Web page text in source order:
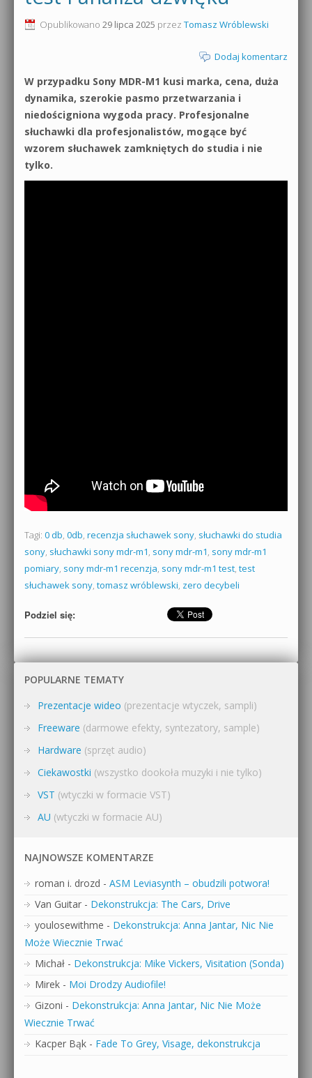
Produkcja muzyczna od podstaw
Sound Forge od podstaw
Dubstep z syntezatorem Massive
Kontakt 5 Kompendium
0dB.pl - informacje
Materiały dla mediów
Archiwum aktualności
Polityka prywatności
Regulamin
Opublikowano 29 lipca 2025 przez Tomasz Wróblewski
Dodaj komentarz
W przypadku Sony MDR-M1 kusi marka, cena, duża
dynamika, szerokie pasmo przetwarzania i
niedościgniona wygoda pracy. Profesjonalne
słuchawki dla profesjonalistów, mogące być
wzorem słuchawek zamkniętych do studia i nie
tylko.
Tagi: 0 db, 0db, recenzja słuchawek sony, słuchawki do studia
sony, słuchawki sony mdr-m1, sony mdr-m1, sony mdr-m1
pomiary, sony mdr-m1 recenzja, sony mdr-m1 test, test
słuchawek sony, tomasz wróblewski, zero decybeli
Podziel się:
POPULARNE TEMATY
Prezentacje wideo (prezentacje wtyczek, sampli)
Freeware (darmowe efekty, syntezatory, sample)
Hardware (sprzęt audio)
Ciekawostki (wszystko dookoła muzyki i nie tylko)
VST (wtyczki w formacie VST)
AU (wtyczki w formacie AU)
NAJNOWSZE KOMENTARZE
roman i. drozd - ASM Leviasynth – obudzili potwora!
Van Guitar - Dekonstrukcja: The Cars, Drive
youlosewithme - Dekonstrukcja: Anna Jantar, Nic Nie
Może Wiecznie Trwać
Michał - Dekonstrukcja: Mike Vickers, Visitation (Sonda)
Mirek - Moi Drodzy Audiofile!
Gizoni - Dekonstrukcja: Anna Jantar, Nic Nie Może
Wiecznie Trwać
Kacper Bąk - Fade To Grey, Visage, dekonstrukcja